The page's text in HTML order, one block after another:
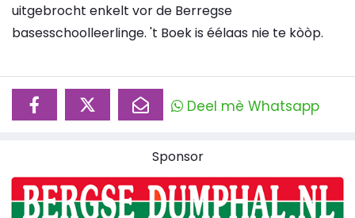
uitgebrocht enkelt vor de Berregse
basesschoolleerlinge. 't Boek is éélaas nie te kòòp.
Deel mè Whatsapp
Sponsor